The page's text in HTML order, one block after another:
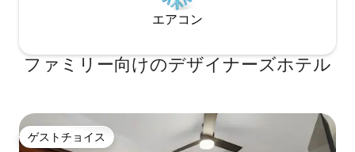
エアコン
ファミリー向⁠け⁠のデ⁠ザ⁠イ⁠ナ⁠ー⁠ズホ⁠テ⁠ル
ゲストチョイス
ゲストチョイス